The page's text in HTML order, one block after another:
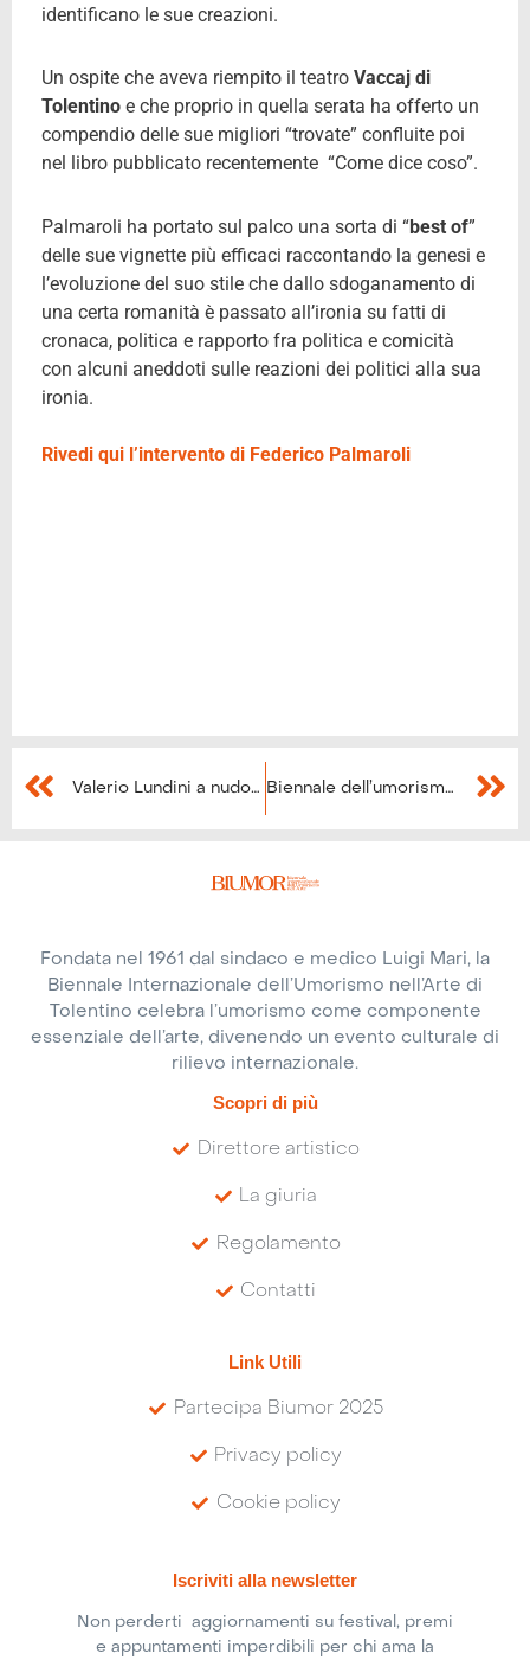
identificano le sue creazioni.
Un ospite che aveva riempito il teatro Vaccaj di
Tolentino e che proprio in quella serata ha offerto un
compendio delle sue migliori “trovate” confluite poi
nel libro pubblicato recentemente “Come dice coso”.
Palmaroli ha portato sul palco una sorta di “best of”
delle sue vignette più efficaci raccontando la genesi e
l’evoluzione del suo stile che dallo sdoganamento di
una certa romanità è passato all’ironia su fatti di
cronaca, politica e rapporto fra politica e comicità
con alcuni aneddoti sulle reazioni dei politici alla sua
ironia.
Rivedi qui l’intervento di Federico Palmaroli
Valerio Lundini a nudo svela i meccanismi della sua ironia Biennale dell’umorismo, al via il bando di concorso
Fondata nel 1961 dal sindaco e medico Luigi Mari, la
Biennale Internazionale dell’Umorismo nell’Arte di
Tolentino celebra l’umorismo come componente
essenziale dell’arte, divenendo un evento culturale di
rilievo internazionale.
Scopri di più
Direttore artistico
La giuria
Regolamento
Contatti
Link Utili
Partecipa Biumor 2025
Privacy policy
Cookie policy
Iscriviti alla newsletter
Non perderti aggiornamenti su festival, premi
e appuntamenti imperdibili per chi ama la